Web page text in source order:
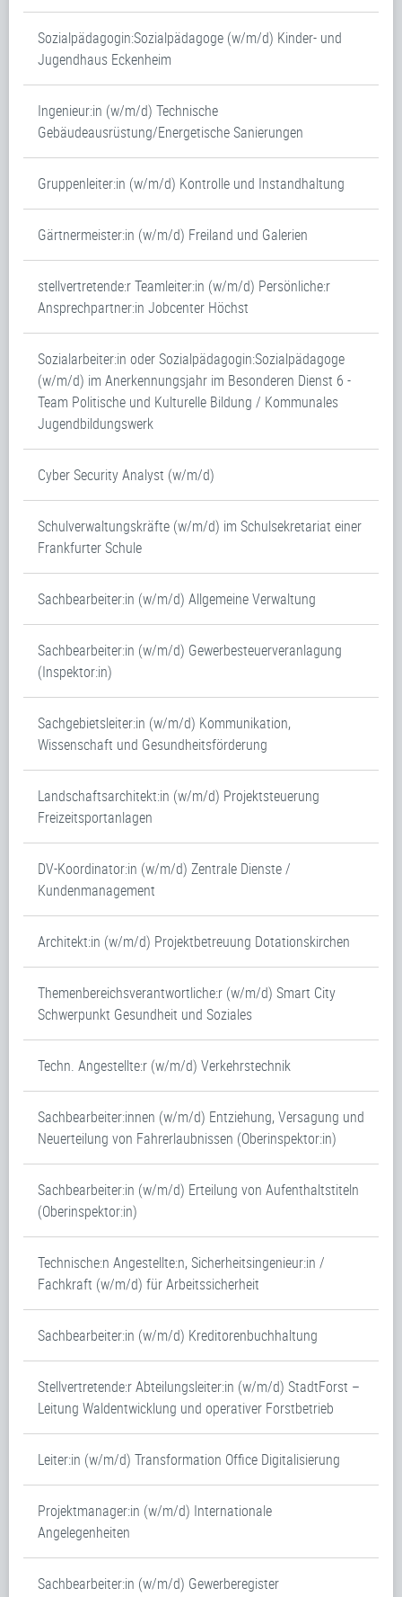
Sozialpädagogin:Sozialpädagoge (w/m/d) Kinder- und
Jugendhaus Eckenheim
Ingenieur:in (w/m/d) Technische
Gebäudeausrüstung/Energetische Sanierungen
Gruppenleiter:in (w/m/d) Kontrolle und Instandhaltung
Gärtnermeister:in (w/m/d) Freiland und Galerien
stellvertretende:r Teamleiter:in (w/m/d) Persönliche:r
Ansprechpartner:in Jobcenter Höchst
Sozialarbeiter:in oder Sozialpädagogin:Sozialpädagoge
(w/m/d) im Anerkennungsjahr im Besonderen Dienst 6 -
Team Politische und Kulturelle Bildung / Kommunales
Jugendbildungswerk
Cyber Security Analyst (w/m/d)
Schulverwaltungskräfte (w/m/d) im Schulsekretariat einer
Frankfurter Schule
Sachbearbeiter:in (w/m/d) Allgemeine Verwaltung
Sachbearbeiter:in (w/m/d) Gewerbesteuerveranlagung
(Inspektor:in)
Sachgebietsleiter:in (w/m/d) Kommunikation,
Wissenschaft und Gesundheitsförderung
Landschaftsarchitekt:in (w/m/d) Projektsteuerung
Freizeitsportanlagen
DV-Koordinator:in (w/m/d) Zentrale Dienste /
Kundenmanagement
Architekt:in (w/m/d) Projektbetreuung Dotationskirchen
Themenbereichsverantwortliche:r (w/m/d) Smart City
Schwerpunkt Gesundheit und Soziales
Techn. Angestellte:r (w/m/d) Verkehrstechnik
Sachbearbeiter:innen (w/m/d) Entziehung, Versagung und
Neuerteilung von Fahrerlaubnissen (Oberinspektor:in)
Sachbearbeiter:in (w/m/d) Erteilung von Aufenthaltstiteln
(Oberinspektor:in)
Technische:n Angestellte:n, Sicherheitsingenieur:in /
Fachkraft (w/m/d) für Arbeitssicherheit
Sachbearbeiter:in (w/m/d) Kreditorenbuchhaltung
Stellvertretende:r Abteilungsleiter:in (w/m/d) StadtForst –
Leitung Waldentwicklung und operativer Forstbetrieb
Leiter:in (w/m/d) Transformation Office Digitalisierung
Projektmanager:in (w/m/d) Internationale
Angelegenheiten
Sachbearbeiter:in (w/m/d) Gewerberegister